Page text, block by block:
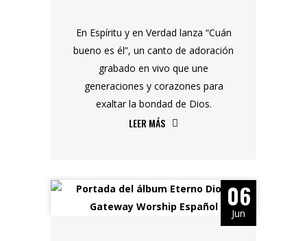
En Espíritu y en Verdad lanza “Cuán
bueno es él”, un canto de adoración
grabado en vivo que une
generaciones y corazones para
exaltar la bondad de Dios.
LEER MÁS
06
Jun